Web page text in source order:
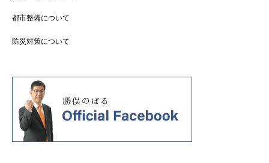
都市整備について
防災対策について